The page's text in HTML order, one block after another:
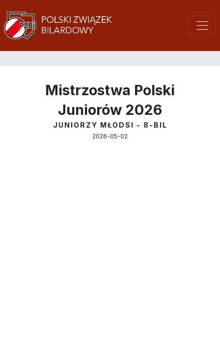
Mistrzostwa Polski
Juniorów 2026
JUNIORZY MŁODSI - 8-BIL
2026-05-02